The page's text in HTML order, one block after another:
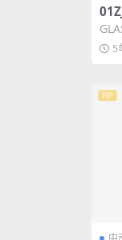
建
以
温、
5
VIP